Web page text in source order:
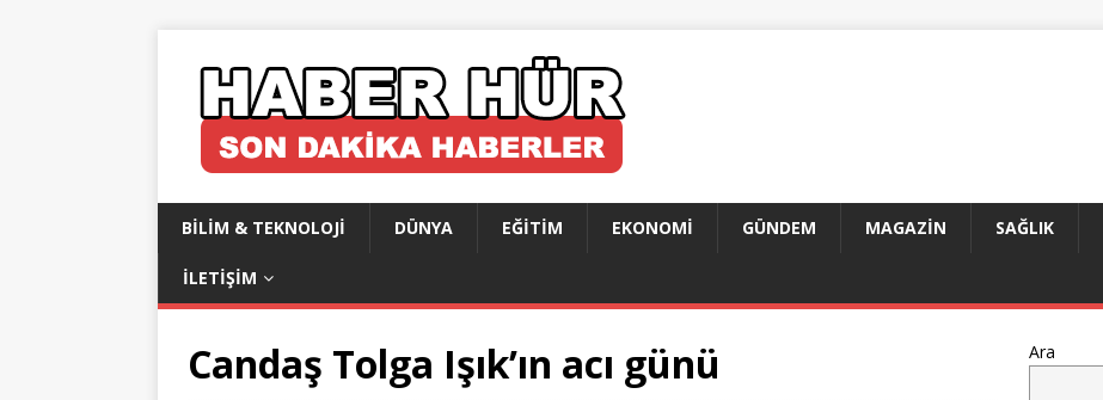
BILIM & TEKNOLOJI DÜNYA EĞITIM EKONOMI GÜNDEM MAGAZIN SAĞLIK
İLETIŞIM
Candaş Tolga Işık’ın acı günü Ara